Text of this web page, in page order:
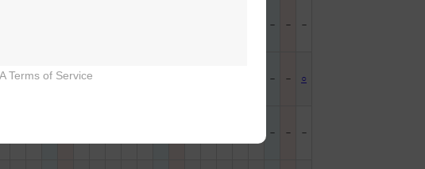
－ － －
－ － － － ○ － － ○
－ － －
warnings)
Terms of Service